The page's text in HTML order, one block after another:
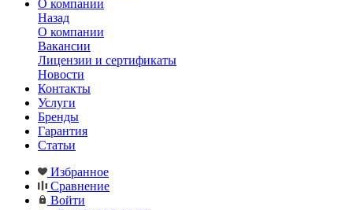
О компании
Назад
О компании
Вакансии
Лицензии и сертификаты
Новости
Контакты
Услуги
Бренды
Гарантия
Статьи
Избранное
Сравнение
Войти